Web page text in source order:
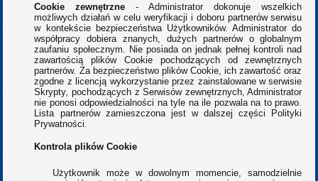
Cookie zewnętrzne - Administrator dokonuje wszelkich
możliwych działań w celu weryfikacji i doboru partnerów serwisu
w kontekście bezpieczeństwa Użytkowników. Administrator do
współpracy dobiera znanych, dużych partnerów o globalnym
zaufaniu społecznym. Nie posiada on jednak pełnej kontroli nad
zawartością plików Cookie pochodzących od zewnętrznych
partnerów. Za bezpieczeństwo plików Cookie, ich zawartość oraz
zgodne z licencją wykorzystanie przez zainstalowane w serwisie
Skrypty, pochodzących z Serwisów zewnętrznych, Administrator
nie ponosi odpowiedzialności na tyle na ile pozwala na to prawo.
Lista partnerów zamieszczona jest w dalszej części Polityki
Prywatności.
Kontrola plików Cookie
Użytkownik może w dowolnym momencie, samodzielnie